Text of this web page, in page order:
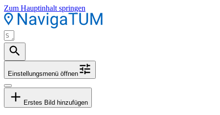
Zum Hauptinhalt springen
Einstellungsmenü öffnen
Erstes Bild hinzufügen